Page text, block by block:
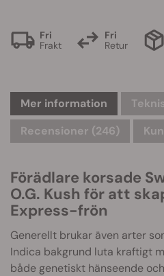
Fri
Frakt
Fri
Retur
Mer information
Recensioner (246)
Förädlare korsade
O.G. Kush för att
Express-frön
Generellt brukar även arter
Indica bakgrund luta kraftigt
både genetiskt hänseende